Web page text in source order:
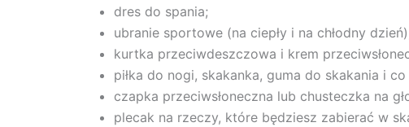
dres do spania;
ubranie sportowe (na ciepły i na chłodny
kurtka przeciwdeszczowa i krem
piłka do nogi, skakanka, guma do skakania i
czapka przeciwsłoneczna lub chusteczka na
plecak na rzeczy, które będziesz zabierać w